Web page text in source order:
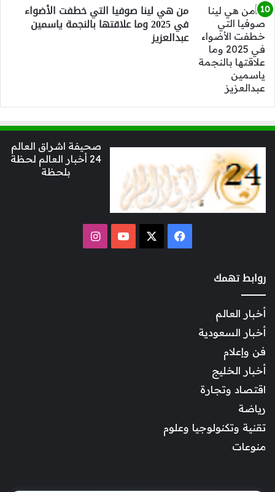
من هي لينا صوفيا التي خطفت الأضواء
في 2025 وما علاقتها بالنجمة ياسمين
عبدالعزيز
صحيفة اشراق العالم
24 أخبار العالم لحظة
بلحظة
فيسبوك ‫YouTubeانستقرام
روابط تهمك
أخبار العالم
أخبار السعودية
فن وإعلام
أخبار الخليج
اقتصاد وتجارة
رياضة
تقنية وتكنولوجيا وعلوم
منوعات